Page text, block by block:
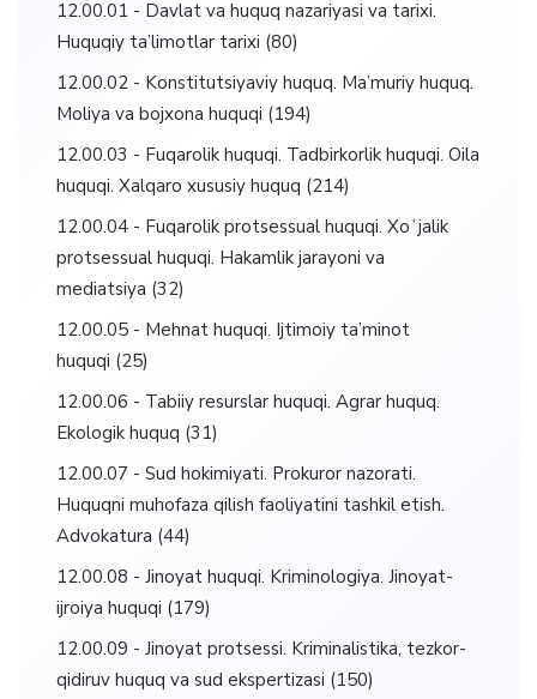
12.00.01 - Davlat va huquq nazariyasi va tarixi.
Huquqiy ta’limotlar tarixi (80)
12.00.02 - Konstitutsiyaviy huquq. Ma’muriy huquq.
Moliya va bojxona huquqi (194)
12.00.03 - Fuqarolik huquqi. Tadbirkorlik huquqi. Oila
huquqi. Xalqaro xususiy huquq (214)
12.00.04 - Fuqarolik protsessual huquqi. Xoʻjalik
protsessual huquqi. Hakamlik jarayoni va
mediatsiya (32)
12.00.05 - Mehnat huquqi. Ijtimoiy ta’minot
huquqi (25)
12.00.06 - Tabiiy resurslar huquqi. Agrar huquq.
Ekologik huquq (31)
12.00.07 - Sud hokimiyati. Prokuror nazorati.
Huquqni muhofaza qilish faoliyatini tashkil etish.
Advokatura (44)
12.00.08 - Jinoyat huquqi. Kriminologiya. Jinoyat-
ijroiya huquqi (179)
12.00.09 - Jinoyat protsessi. Kriminalistika, tezkor-
qidiruv huquq va sud ekspertizasi (150)